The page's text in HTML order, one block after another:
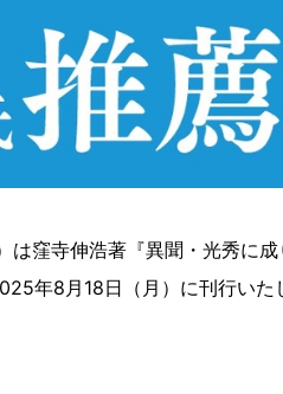
窪寺伸浩著『異聞・光秀に成
年8月18日（月）に刊行いた